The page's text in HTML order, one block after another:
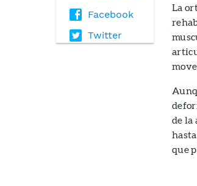
Facebook
Twitter
La
de la
que